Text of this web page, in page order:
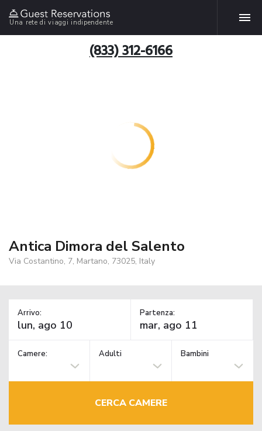
Una rete di viaggi indipendente
(833) 312-6166
Antica Dimora del Salento
Via Costantino, 7, Martano, 73025, Italy
Arrivo: Partenza:
Camere: Adulti Bambini
CERCA CAMERE